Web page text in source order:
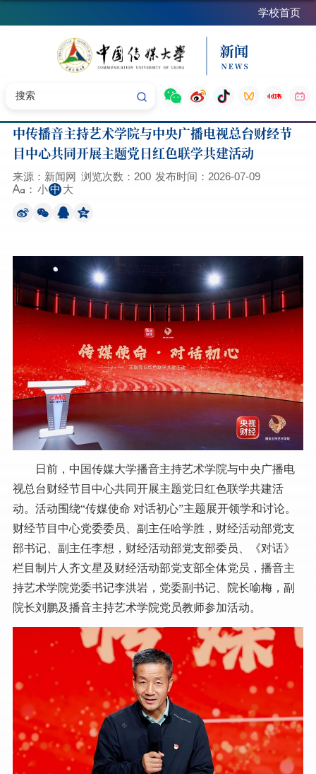
学校首页
中传播音主持艺术学院与中央广播电视总台财经节
目中心共同开展主题党日红色联学共建活动
来源：新闻网 浏览次数： 200 发布时间：2026-07-09
： 小中 大
日前，中国传媒大学播音主持艺术学院与中央广播电
视总台财经节目中心共同开展主题党日红色联学共建活
动。活动围绕“传媒使命 对话初心”主题展开领学和讨论。
财经节目中心党委委员、副主任哈学胜，财经活动部党支
部书记、副主任李想，财经活动部党支部委员、《对话》
栏目制片人齐文星及财经活动部党支部全体党员，播音主
持艺术学院党委书记李洪岩，党委副书记、院长喻梅，副
院长刘鹏及播音主持艺术学院党员教师参加活动。